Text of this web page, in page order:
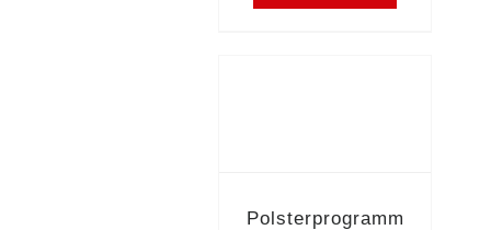
Polsterprogramm